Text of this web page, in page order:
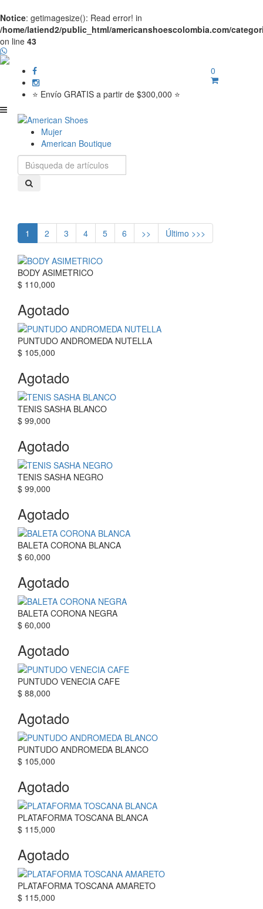
Notice: getimagesize(): Read error! in
/home/latiend2/public_html/americanshoescolombia.com/
on line 43
⭐ Envío GRATIS a partir de $300,000 ⭐
0
Mujer
American Boutique
1 2 3 4 5 6 >> Último >>>
BODY ASIMETRICO
$ 110,000
Agotado
PUNTUDO ANDROMEDA NUTELLA
$ 105,000
Agotado
TENIS SASHA BLANCO
$ 99,000
Agotado
TENIS SASHA NEGRO
$ 99,000
Agotado
BALETA CORONA BLANCA
$ 60,000
Agotado
BALETA CORONA NEGRA
$ 60,000
Agotado
PUNTUDO VENECIA CAFE
$ 88,000
Agotado
PUNTUDO ANDROMEDA BLANCO
$ 105,000
Agotado
PLATAFORMA TOSCANA BLANCA
$ 115,000
Agotado
PLATAFORMA TOSCANA AMARETO
$ 115,000